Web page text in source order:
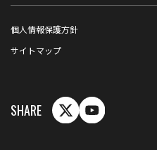
個人情報保護方針
サイトマップ
SHARE